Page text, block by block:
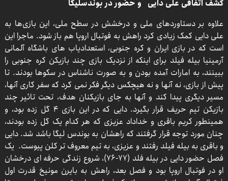
کشف اتفاقی علی دایی و حضور در بوندسلیگا
علاوه بر دستاوردهای ملی و درخشش در سطح ملی، این بازی‌ها به
علی دایی کمک زیادی کرد راهش به فوتبال اروپا هم باز شود. ماجرا این
است که در بازی ایران و کره جنوبی، استعدادیاب های باشگاه آلمانی
آرمینیا بیله فیلد برای اینکه از نزدیک بازی چند بازیکن کره جنوبی را
ببینند، به امارات آمده بودن و به صورت ناشناس در سکوها بودند. تا
پیش از بازی، نه آنها و نه هیچکس دیگر فکر نمی کرد که سفر کاری آنها،
مسیر دیگری پیدا کند و آنها به جای بازیکنان هدف، تحت تاثیر چند
بازیکن تیم حریف قرار بگیرد. دایی که در این بازی ۴ گل زده بود، و
همینطور کریم باقری و خداداد عزیزی که هر کدام یک گل زده بودند،
چنان مورد توجه قرار گرفتند که راهشان به بوندس لیگا باشد شد. دایی
و باقری به بیله فیلد رفتند و عزیزی، به تیم معروف تر کلن پیوست. یک
فصل حضور دایی در بیله فلد (۷۷-۷۶)، شروع زندگی حرفه ای درخشان
او در فوتبال اروپا بود و فصل بعد، راهش به بایرن مونیخ قدرت اول